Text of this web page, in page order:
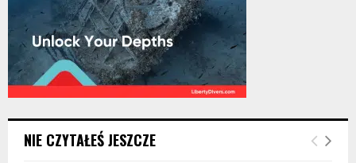
NIE CZYTAŁEŚ JESZCZE